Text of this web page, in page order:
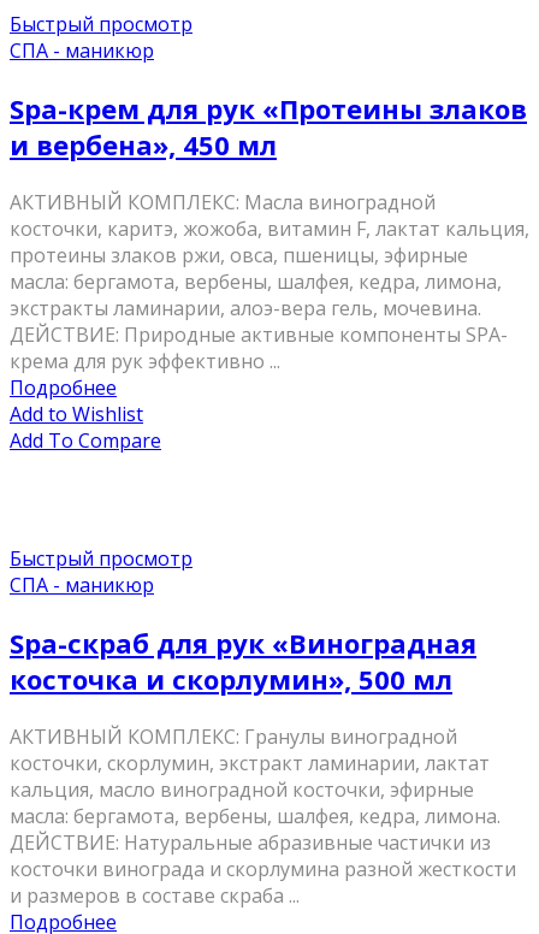
Быстрый просмотр
СПА - маникюр
Spa-крем для рук «Протеины злаков
и вербена», 450 мл
АКТИВНЫЙ КОМПЛЕКС: Масла виноградной
косточки, каритэ, жожоба, витамин F, лактат кальция,
протеины злаков ржи, овса, пшеницы, эфирные
масла: бергамота, вербены, шалфея, кедра, лимона,
экстракты ламинарии, алоэ-вера гель, мочевина.
ДЕЙСТВИЕ: Природные активные компоненты SPA-
крема для рук эффективно ...
Подробнее
Add to Wishlist
Add To Compare
Быстрый просмотр
СПА - маникюр
Spa-скраб для рук «Виноградная
косточка и скорлумин», 500 мл
АКТИВНЫЙ КОМПЛЕКС: Гранулы виноградной
косточки, скорлумин, экстракт ламинарии, лактат
кальция, масло виноградной косточки, эфирные
масла: бергамота, вербены, шалфея, кедра, лимона.
ДЕЙСТВИЕ: Натуральные абразивные частички из
косточки винограда и скорлумина разной жесткости
и размеров в составе скраба ...
Подробнее